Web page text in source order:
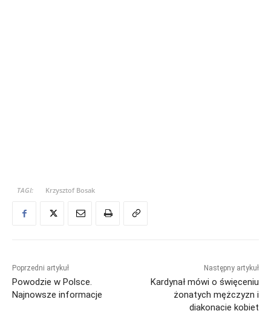
TAGI: Krzysztof Bosak
Poprzedni artykuł
Powodzie w Polsce.
Najnowsze informacje
Następny artykuł
Kardynał mówi o święceniu
żonatych mężczyzn i
diakonacie kobiet